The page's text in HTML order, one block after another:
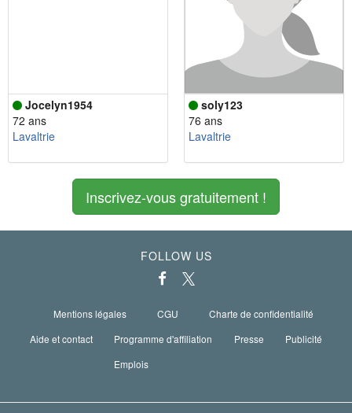
Jocelyn1954
72 ans
Lavaltrie
soly123
76 ans
Lavaltrie
Inscrivez-vous gratuitement !
FOLLOW US
Mentions légales CGU
Charte de confidentialité
Aide et contact
Programme d'affiliation Presse
Publicité
Emplois